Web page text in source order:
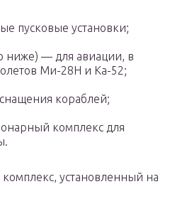
пусковые установки;
ниже) — для авиации, в
Ми-28Н и Ка-52;
кораблей;
комплекс для
установленный на